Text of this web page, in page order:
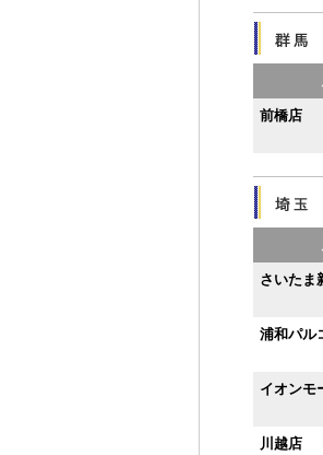
前橋店
さいたま
浦和パル
イオンモ
川越店